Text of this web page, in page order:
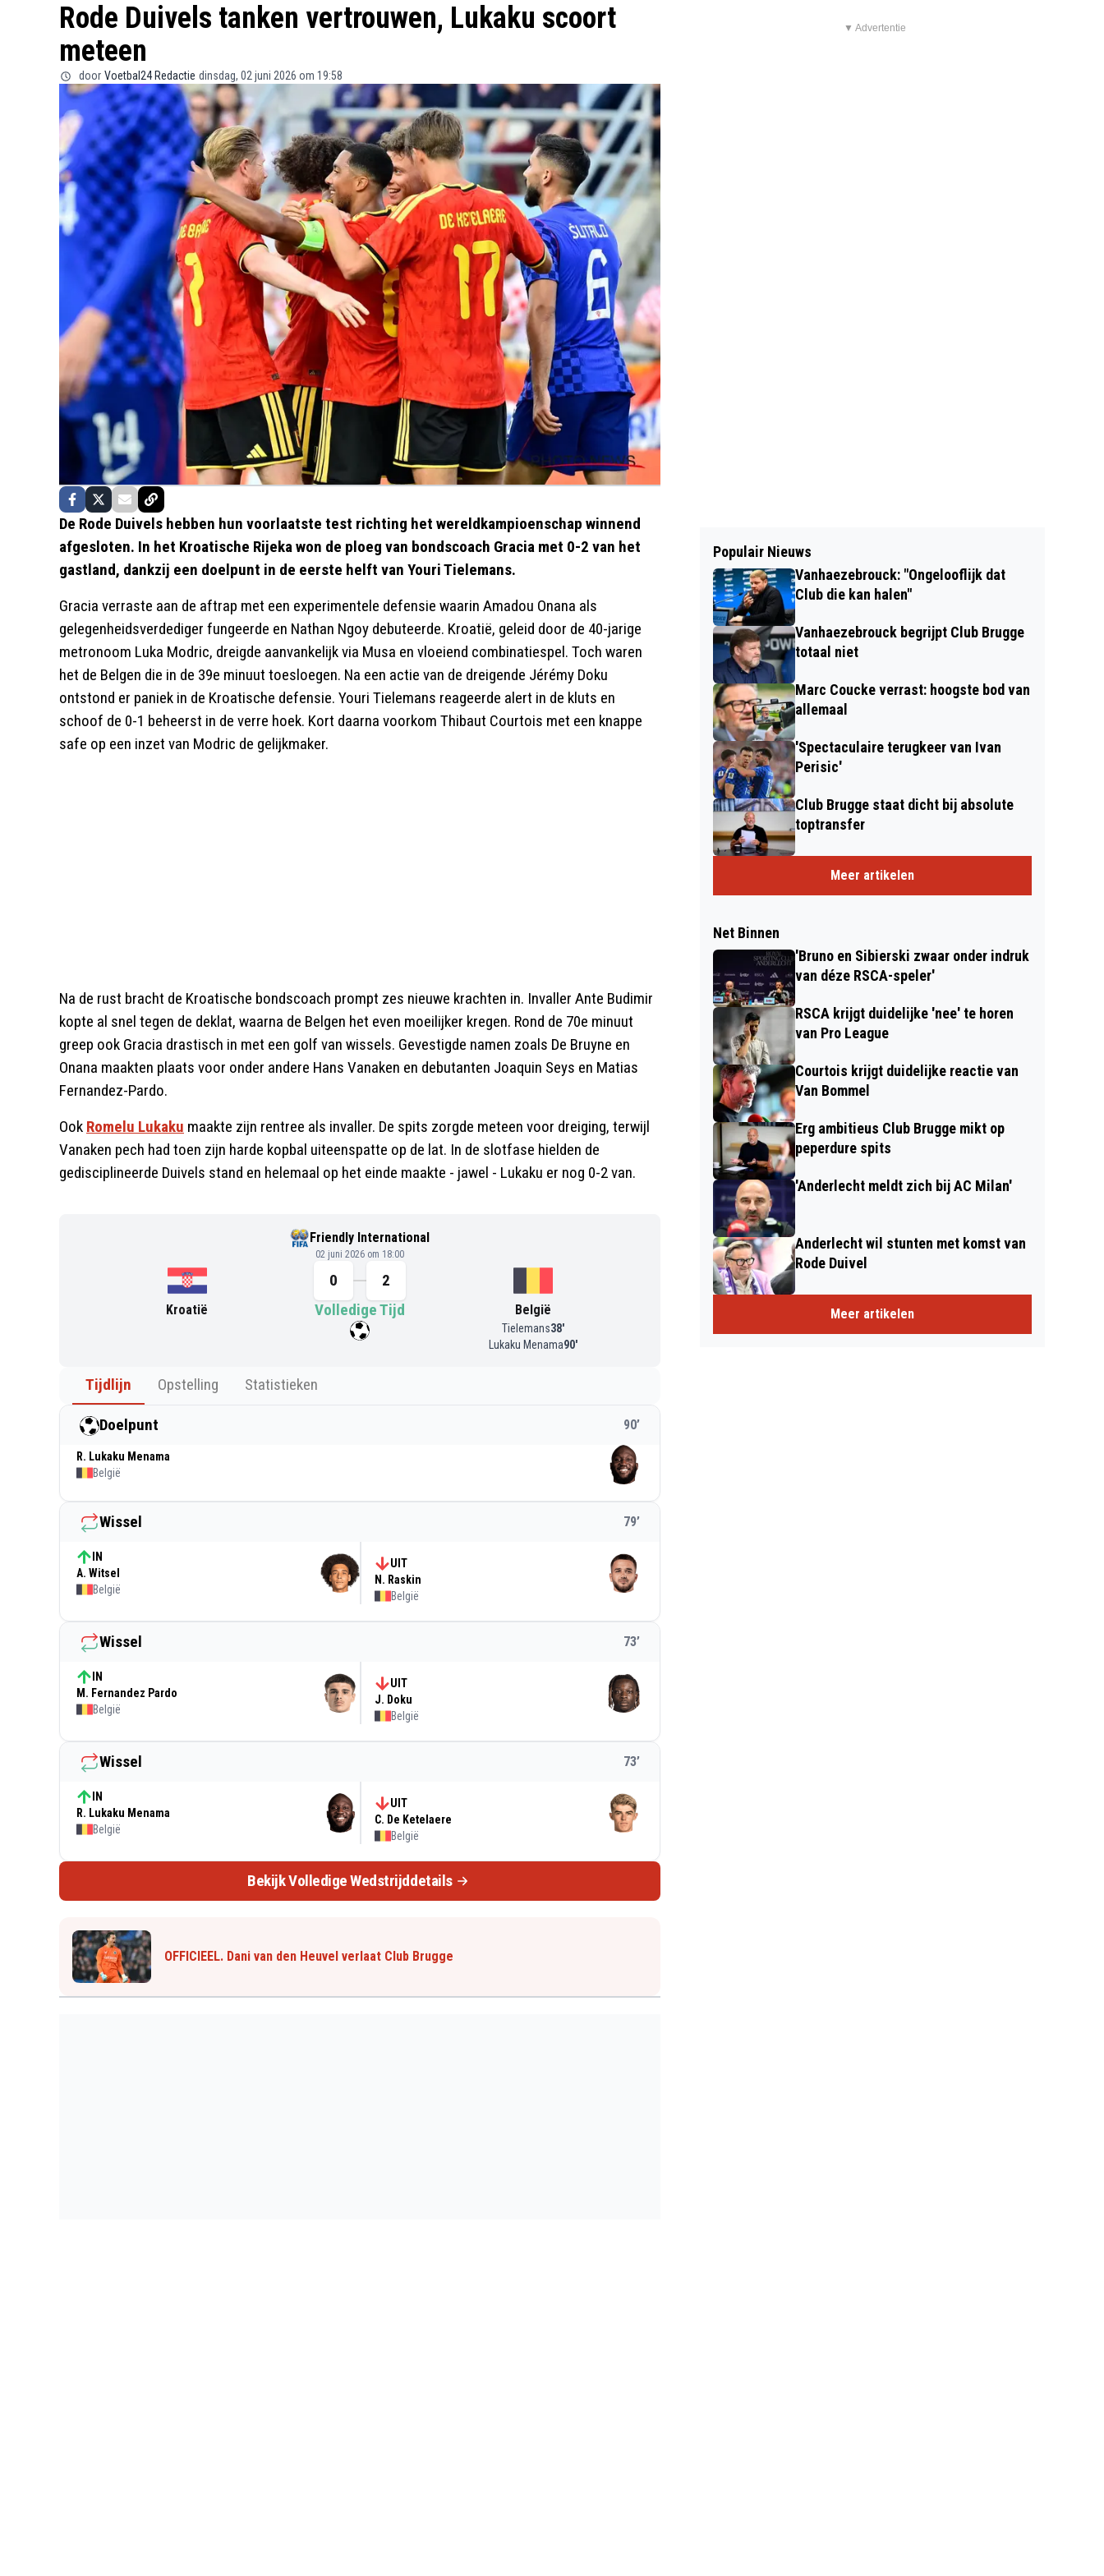
Rode Duivels tanken vertrouwen, Lukaku scoort
meteen
door Voetbal24 Redactie dinsdag, 02 juni 2026 om 19:58
De Rode Duivels hebben hun voorlaatste test richting het wereldkampioenschap winnend
afgesloten. In het Kroatische Rijeka won de ploeg van bondscoach Gracia met 0-2 van het
gastland, dankzij een doelpunt in de eerste helft van Youri Tielemans.
Gracia verraste aan de aftrap met een experimentele defensie waarin Amadou Onana als
gelegenheidsverdediger fungeerde en Nathan Ngoy debuteerde. Kroatië, geleid door de 40-jarige
metronoom Luka Modric, dreigde aanvankelijk via Musa en vloeiend combinatiespel. Toch waren
het de Belgen die in de 39e minuut toesloegen. Na een actie van de dreigende Jérémy Doku
ontstond er paniek in de Kroatische defensie. Youri Tielemans reageerde alert in de kluts en
schoof de 0-1 beheerst in de verre hoek. Kort daarna voorkom Thibaut Courtois met een knappe
safe op een inzet van Modric de gelijkmaker.
Na de rust bracht de Kroatische bondscoach prompt zes nieuwe krachten in. Invaller Ante Budimir
kopte al snel tegen de deklat, waarna de Belgen het even moeilijker kregen. Rond de 70e minuut
greep ook Gracia drastisch in met een golf van wissels. Gevestigde namen zoals De Bruyne en
Onana maakten plaats voor onder andere Hans Vanaken en debutanten Joaquin Seys en Matias
Fernandez-Pardo.
Ook Romelu Lukaku maakte zijn rentree als invaller. De spits zorgde meteen voor dreiging, terwijl
Vanaken pech had toen zijn harde kopbal uiteenspatte op de lat. In de slotfase hielden de
gedisciplineerde Duivels stand en helemaal op het einde maakte - jawel - Lukaku er nog 0-2 van.
Friendly International
02 juni 2026 om 18:00
Kroatië
0
2
Volledige Tijd
België
Tielemans38'
Lukaku Menama90'
Tijdlijn Opstelling Statistieken
Doelpunt 90’
R. Lukaku Menama
België
Wissel 79’
IN
A. Witsel
België
UIT
N. Raskin
België
Wissel 73’
IN
M. Fernandez Pardo
België
UIT
J. Doku
België
Wissel 73’
IN
R. Lukaku Menama
België
UIT
C. De Ketelaere
België
Bekijk Volledige Wedstrijddetails
OFFICIEEL. Dani van den Heuvel verlaat Club Brugge
▼ Advertentie
Populair Nieuws
Vanhaezebrouck: "Ongelooflijk dat
Club die kan halen"
Vanhaezebrouck begrijpt Club Brugge
totaal niet
Marc Coucke verrast: hoogste bod van
allemaal
'Spectaculaire terugkeer van Ivan
Perisic'
Club Brugge staat dicht bij absolute
toptransfer
Meer artikelen
Net Binnen
'Bruno en Sibierski zwaar onder indruk
van déze RSCA-speler'
RSCA krijgt duidelijke 'nee' te horen
van Pro League
Courtois krijgt duidelijke reactie van
Van Bommel
Erg ambitieus Club Brugge mikt op
peperdure spits
'Anderlecht meldt zich bij AC Milan'
Anderlecht wil stunten met komst van
Rode Duivel
Meer artikelen